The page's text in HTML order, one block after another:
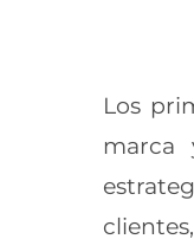
Los
marca